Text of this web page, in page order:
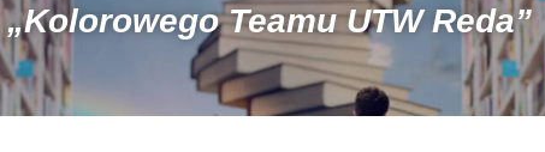
„Kolorowego Teamu UTW Reda”